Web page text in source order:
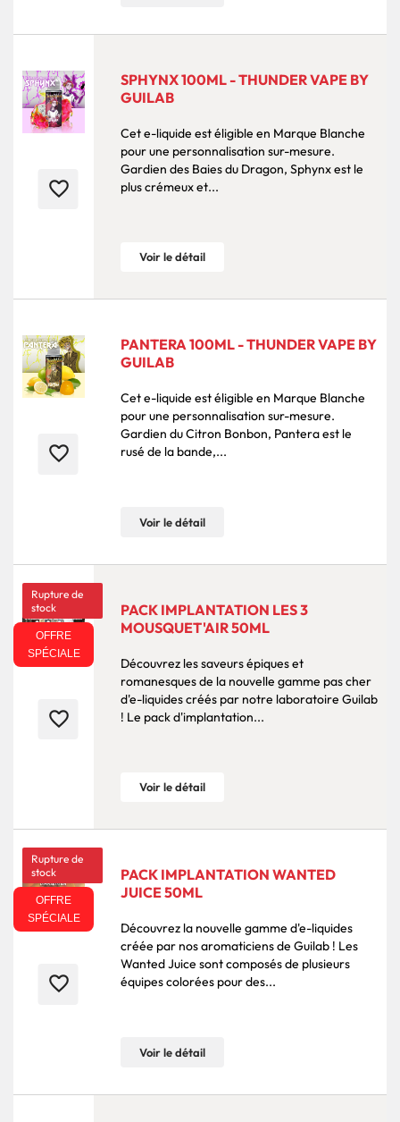
favorite_border
SPHYNX 100ML - THUNDER VAPE BY
GUILAB
Cet e-liquide est éligible en Marque Blanche
pour une personnalisation sur-mesure.
Gardien des Baies du Dragon, Sphynx est le
plus crémeux et...
Voir le détail
favorite_border
PANTERA 100ML - THUNDER VAPE BY
GUILAB
Cet e-liquide est éligible en Marque Blanche
pour une personnalisation sur-mesure.
Gardien du Citron Bonbon, Pantera est le
rusé de la bande,...
Voir le détail
OFFRE
SPÉCIALE
Rupture de
stock
favorite_border
PACK IMPLANTATION LES 3
MOUSQUET'AIR 50ML
Découvrez les saveurs épiques et
romanesques de la nouvelle gamme pas cher
d'e-liquides créés par notre laboratoire Guilab
! Le pack d'implantation...
Voir le détail
OFFRE
SPÉCIALE
Rupture de
stock
favorite_border
PACK IMPLANTATION WANTED
JUICE 50ML
Découvrez la nouvelle gamme d'e-liquides
créée par nos aromaticiens de Guilab ! Les
Wanted Juice sont composés de plusieurs
équipes colorées pour des...
Voir le détail